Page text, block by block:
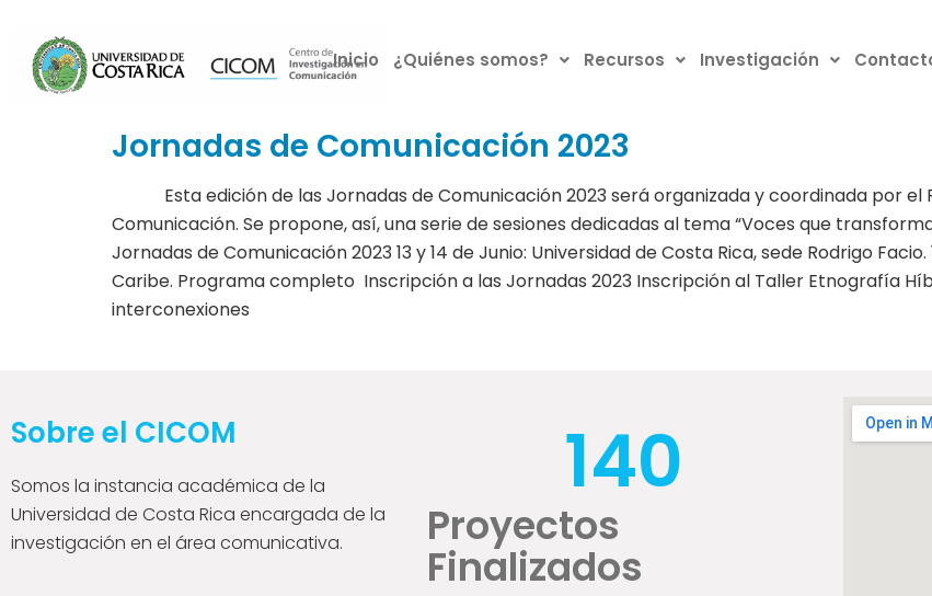
Inicio ¿Quiénes somos? Recursos Investigación
Jornadas de Comunicación 2023
Esta edición de las Jornadas de Comunicación 2023 será organizada y coordinada por el
Comunicación. Se propone, así, una serie de sesiones dedicadas al tema “Voces que
Jornadas de Comunicación 2023 13 y 14 de Junio: Universidad de Costa Rica, sede Rodrigo
Caribe. Programa completo Inscripción a las Jornadas 2023 Inscripción al Taller Etnografía
interconexiones
Sobre el CICOM
Somos la instancia académica de la
Universidad de Costa Rica encargada de la
investigación en el área comunicativa.
Proyectos
Finalizados
140